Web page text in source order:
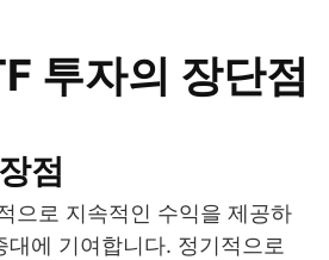
투자의 장단점
점
으로 지속적인 수익을 제공하
대에 기여합니다. 정기적으로